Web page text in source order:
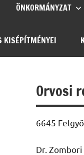
ÖNKORMÁNYZAT
KISÉPÍTMÉNYEI
Orvosi
6645
Dr.